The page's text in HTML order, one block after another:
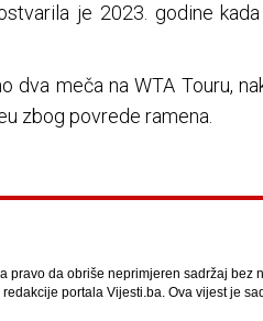
je 2023. godine
dva meča na WTA Touru,
zbog povrede ramena.
pravo da obriše neprimjeren sadržaj bez
portala Vijesti.ba. Ova vijest je